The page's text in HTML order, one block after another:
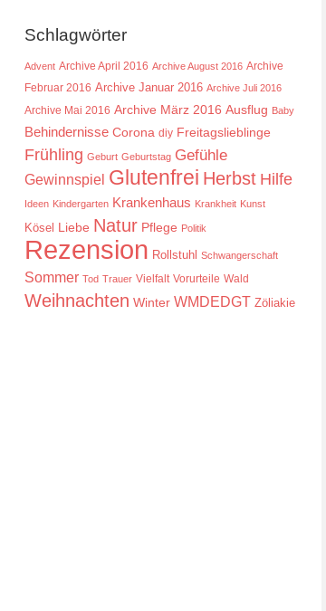
Schlagwörter
Advent Archive April 2016 Archive August 2016 Archive
Februar 2016 Archive Januar 2016 Archive Juli 2016
Archive Mai 2016 Archive März 2016 Ausflug Baby
Behindernisse Corona diy Freitagslieblinge
Frühling Geburt Geburtstag Gefühle
Gewinnspiel Glutenfrei Herbst Hilfe
Ideen Kindergarten Krankenhaus Krankheit Kunst
Kösel Liebe Natur Pflege Politik
Rezension Rollstuhl Schwangerschaft
Sommer Tod Trauer Vielfalt Vorurteile Wald
Weihnachten Winter WMDEDGT Zöliakie